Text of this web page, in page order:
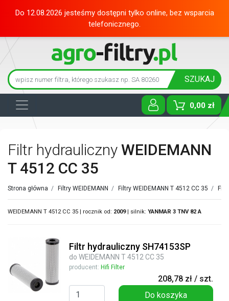
Do 12.08.2026 jesteśmy dostępni tylko online, bez wsparcia
telefonicznego.
SZUKAJ
0,00 zł
Toggle
Filtr hydrauliczny WEIDEMANN
T 4512 CC 35
Strona główna / Filtry WEIDEMANN / Filtry WEIDEMANN T 4512 CC 35 /
WEIDEMANN T 4512 CC 35 | rocznik od: 2009| silnik: YANMAR 3 TNV 82 A
Filtr hydrauliczny SH74153SP
do WEIDEMANN T 4512 CC 35
producent: Hifi Filter
208,78 zł / szt.
Do koszyka